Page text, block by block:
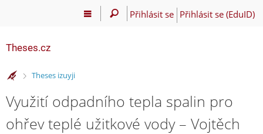
Přihlásit se Přihlásit se (EduID)
Theses.cz
>
Theses izuyji
Využití odpadního tepla spalin pro
ohřev teplé užitkové vody – Vojtěch